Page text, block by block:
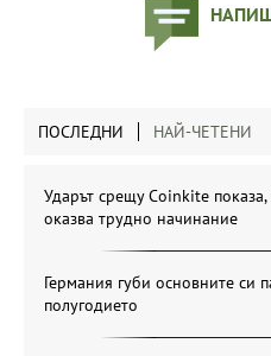
ПОСЛЕДНИ НАЙ-ЧЕТЕНИ
Ударът срещу Coinkite
оказва трудно начинание
Германия губи основните си
полугодието